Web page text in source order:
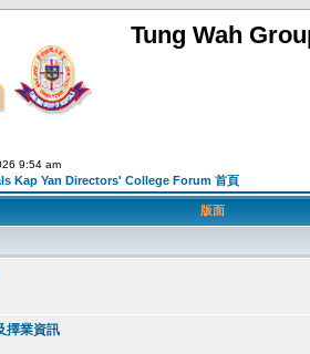
Tung Wah
9:54 am
Kap Yan Directors' College Forum 首頁
版面
擇業資訊